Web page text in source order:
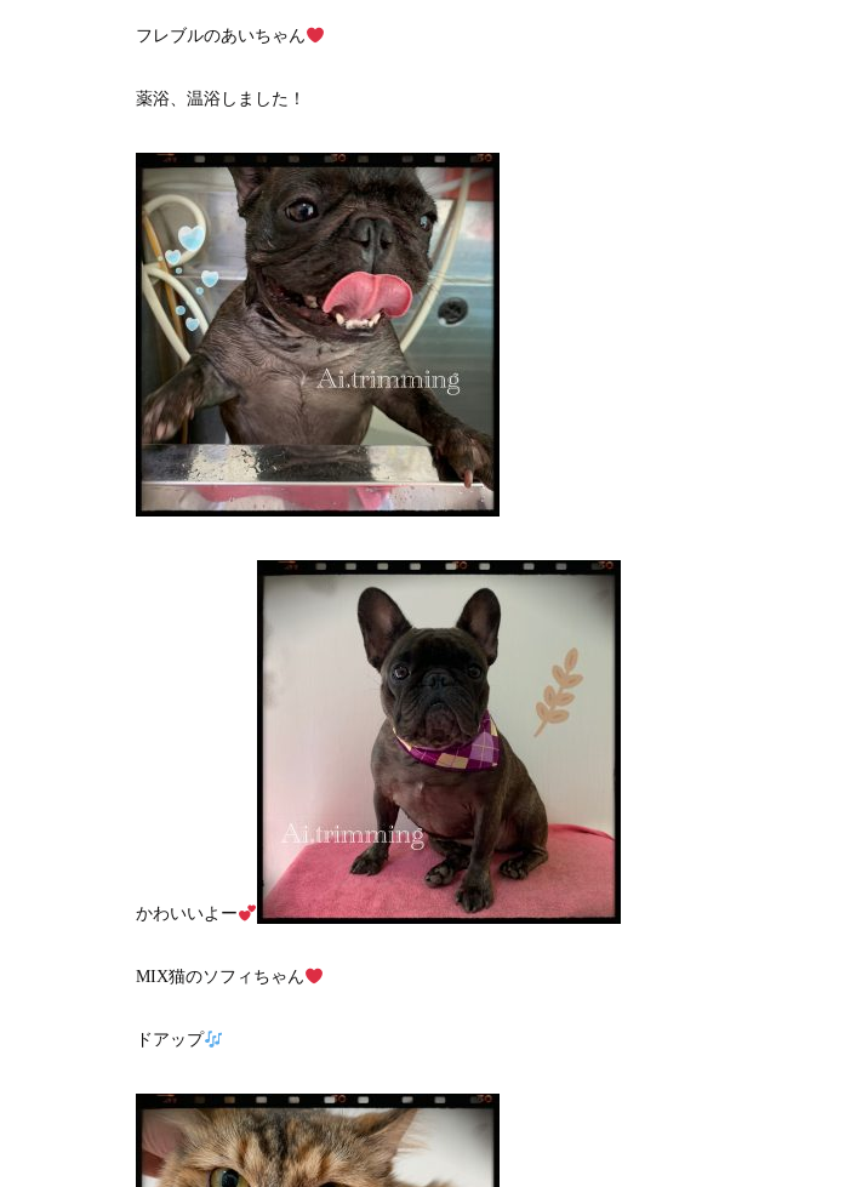
フレブルのあいちゃん
薬浴、温浴しました！
かわいいよー
MIX猫のソフィちゃん
ドアップ